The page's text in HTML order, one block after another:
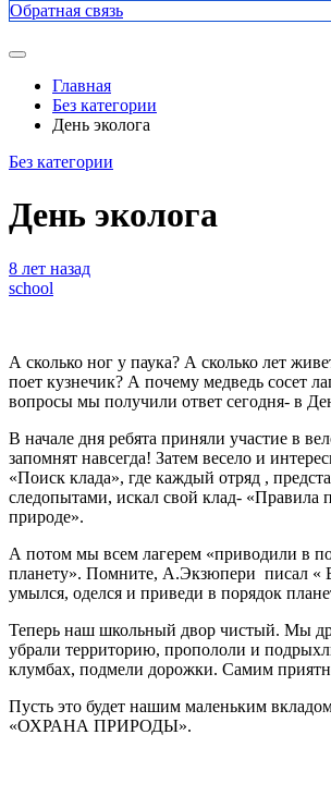
Обратная связь
Главная
Без категории
День эколога
Без категории
День эколога
8 лет назад
school
А сколько ног у паука? А сколько лет
поет кузнечик? А почему медведь сосет
вопросы мы получили ответ сегодня- в
В начале дня ребята приняли участие в
запомнят навсегда! Затем весело и
«Поиск клада», где каждый отряд ,
следопытами, искал свой клад- «Правила
природе».
А потом мы всем лагерем «приводили в
планету». Помните, А.Экзюпери писал «
умылся, оделся и приведи в порядок
Теперь наш школьный двор чистый. Мы
убрали территорию, пропололи и
клумбах, подмели дорожки. Самим
Пусть это будет нашим маленьким
«ОХРАНА ПРИРОДЫ».